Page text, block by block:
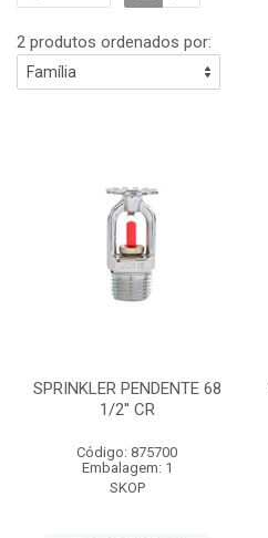
2 produtos ordenados por:
SPRINKLER PENDENTE 68
1/2'' CR
Código: 875700
Embalagem: 1
SKOP